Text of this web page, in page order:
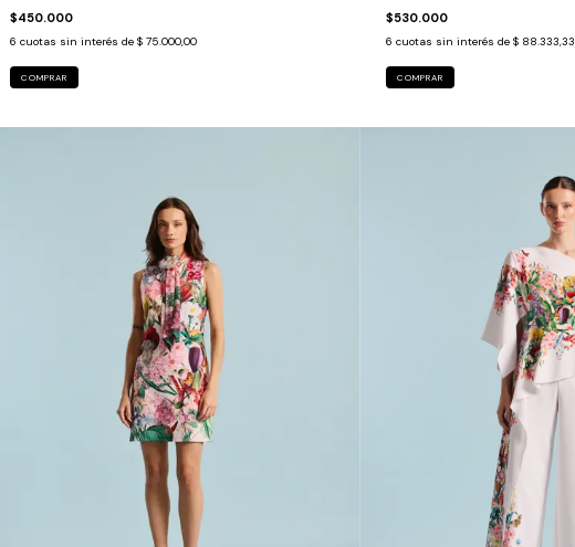
$450.000
6 cuotas sin interés de $ 75.000,00
COMPRAR
$530.000
6 cuotas sin interés de $ 88.333,33
COMPRAR